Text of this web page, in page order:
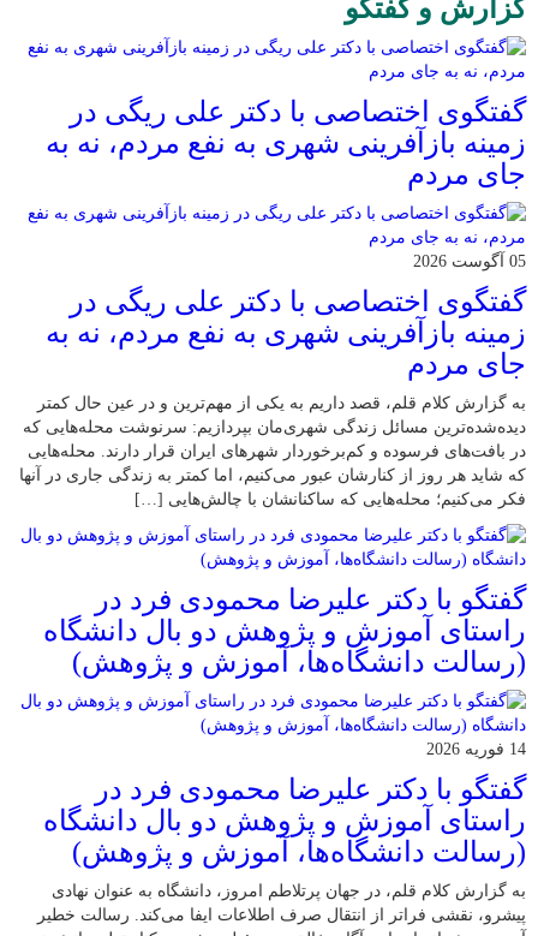
گزارش و گفتگو
گفتگوی اختصاصی با دکتر علی ریگی در
زمینه بازآفرینی شهری به نفع مردم، نه به
جای مردم
05 آگوست 2026
گفتگوی اختصاصی با دکتر علی ریگی در
زمینه بازآفرینی شهری به نفع مردم، نه به
جای مردم
به گزارش کلام قلم، قصد داریم به یکی از مهم‌ترین و در عین حال کمتر
دیده‌شده‌ترین مسائل زندگی شهری‌مان بپردازیم: سرنوشت محله‌هایی که
در بافت‌های فرسوده و کم‌برخوردار شهرهای ایران قرار دارند. محله‌هایی
که شاید هر روز از کنارشان عبور می‌کنیم، اما کمتر به زندگی جاری در آنها
فکر می‌کنیم؛ محله‌هایی که ساکنانشان با چالش‌هایی […]
گفتگو با دکتر علیرضا محمودی فرد در
راستای آموزش و پژوهش دو بال دانشگاه
(رسالت دانشگاه‌ها، آموزش و پژوهش)
14 فوریه 2026
گفتگو با دکتر علیرضا محمودی فرد در
راستای آموزش و پژوهش دو بال دانشگاه
(رسالت دانشگاه‌ها، آموزش و پژوهش)
به گزارش کلام قلم، در جهان پرتلاطم امروز، دانشگاه به عنوان نهادی
پیشرو، نقشی فراتر از انتقال صرف اطلاعات ایفا می‌کند. رسالت خطیر